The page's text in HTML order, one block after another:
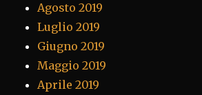
Agosto 2019
Luglio 2019
Giugno 2019
Maggio 2019
Aprile 2019